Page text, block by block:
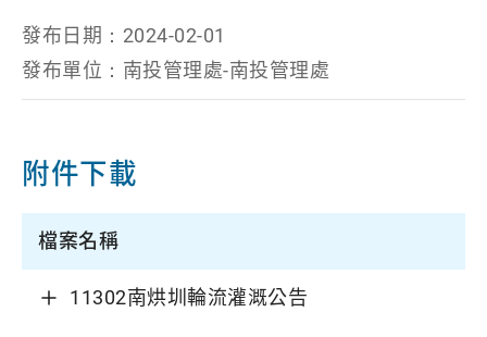
發布日期： 2024-02-01
發布單位： 南投管理處-南投管理處
附件下載
檔案名稱
11302南烘圳輪流灌溉公告